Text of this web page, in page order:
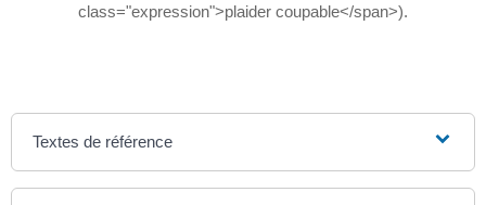
class="expression">plaider coupable</span>).
Textes de référence